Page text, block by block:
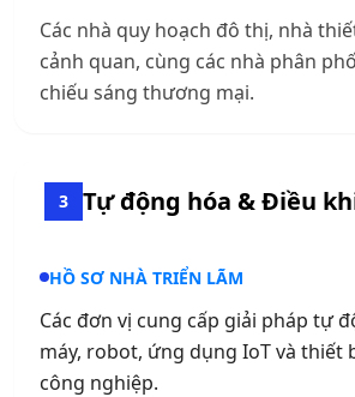
Các nhà quy hoạch đô thị, nhà
cảnh quan, cùng các nhà phân
chiếu sáng thương mại.
3 Tự động hóa & Điều
HỒ SƠ NHÀ TRIỂN LÃM
Các đơn vị cung cấp giải pháp tự
máy, robot, ứng dụng IoT và thiết
công nghiệp.